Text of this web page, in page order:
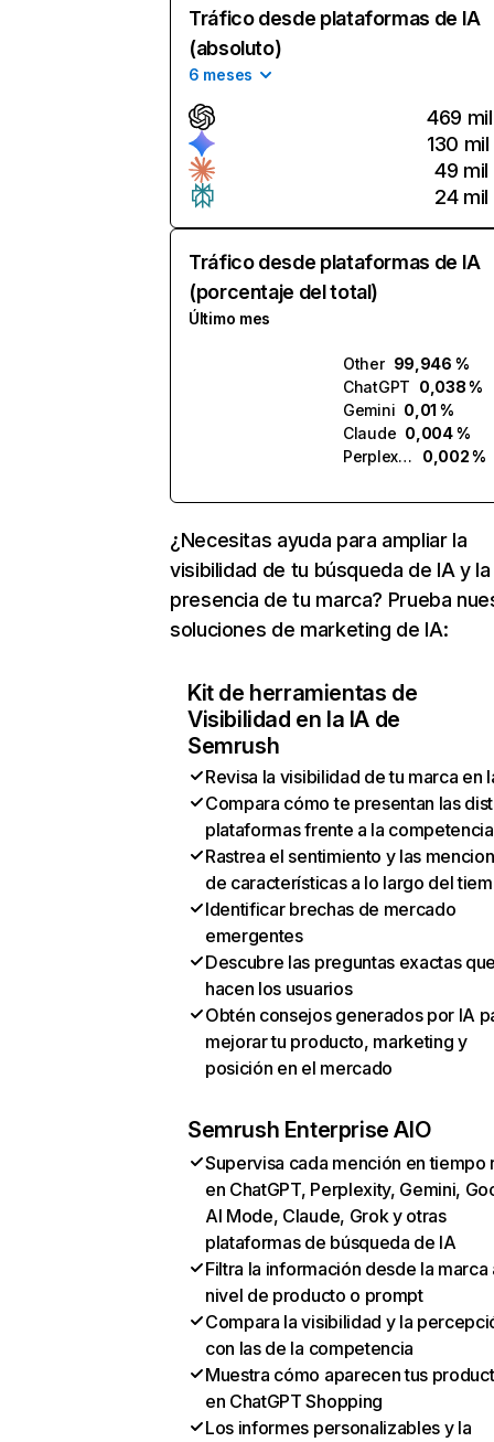
Tráfico desde plataformas de IA
(absoluto)
6 meses
469 mil
130 mil
49 mil
24 mil
Tráfico desde plataformas de IA
(porcentaje del total)
Último mes
Other 99,946 %
ChatGPT 0,038 %
Gemini 0,01 %
Claude 0,004 %
Perplexity
0,002 %
¿Necesitas ayuda para ampliar la
visibilidad de tu búsqueda de IA y la
presencia de tu marca? Prueba
soluciones de marketing de IA:
Kit de herramientas de
Visibilidad en la IA de
Semrush
Revisa la visibilidad de tu marca en
Compara cómo te presentan las
plataformas frente a la competencia
Rastrea el sentimiento y las
de características a lo largo del
Identificar brechas de mercado
emergentes
Descubre las preguntas exactas
hacen los usuarios
Obtén consejos generados por IA
mejorar tu producto, marketing y
posición en el mercado
Semrush Enterprise AIO
Supervisa cada mención en tiempo
en ChatGPT, Perplexity, Gemini,
AI Mode, Claude, Grok y otras
plataformas de búsqueda de IA
Filtra la información desde la marca
nivel de producto o prompt
Compara la visibilidad y la
con las de la competencia
Muestra cómo aparecen tus
en ChatGPT Shopping
Los informes personalizables y la